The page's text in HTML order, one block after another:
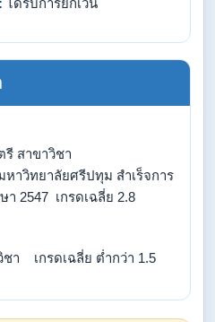
ได้รับการยกเว้น
สาขาวิชา
าวิทยาลัยศรีปทุม สำเร็จการ
2547 เกรดเฉลี่ย 2.8
า เกรดเฉลี่ย ต่ำกว่า 1.5